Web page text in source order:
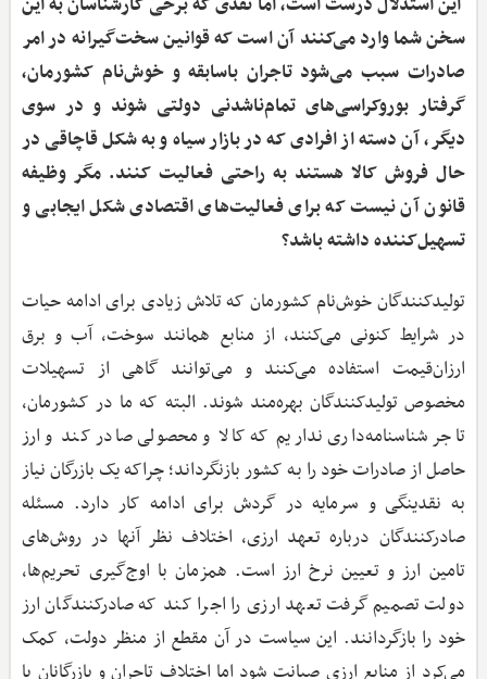
سخن شما وارد می‌کنند آن است که قوانین سخت‌گیرانه در امر
صادرات سبب می‌شود تاجران باسابقه و خوش‌نام کشورمان،
گرفتار بوروکراسی‌های تمام‌ناشدنی دولتی شوند و در سوی
دیگر، آن دسته از افرادی که در بازار سیاه و به شکل قاچاقی در
حال فروش کالا هستند به راحتی فعالیت کنند. مگر وظیفه
قانون آن نیست که برای فعالیت‌های اقتصادی شکل ایجابی و
تسهیل‌کننده داشته باشد؟
تولیدکنندگان خوش‌نام کشورمان که تلاش زیادی برای ادامه حیات
در شرایط کنونی می‌کنند، از منابع همانند سوخت، آب و برق
ارزان‌قیمت استفاده می‌کنند و می‌توانند گاهی از تسهیلات
مخصوص تولیدکنندگان بهره‌مند شوند. البته که ما در کشورمان،
تاجر شناسنامه‌داری نداریم که کالا و محصولی صادر کند و ارز
حاصل از صادرات خود را به کشور بازنگرداند؛ چراکه یک بازرگان نیاز
به نقدینگی و سرمایه در گردش برای ادامه کار دارد. مسئله
صادرکنندگان درباره تعهد ارزی، اختلاف نظر آنها در روش‌های
تامین ارز و تعیین نرخ ارز است. همزمان با اوج‌گیری تحریم‌ها،
دولت تصمیم گرفت تعهد ارزی را اجرا کند که صادرکنندگان ارز
خود را بازگردانند. این سیاست در آن مقطع از منظر دولت، کمک
می‌کرد از منابع ارزی صیانت شود اما اختلاف تاجران و بازرگانان با